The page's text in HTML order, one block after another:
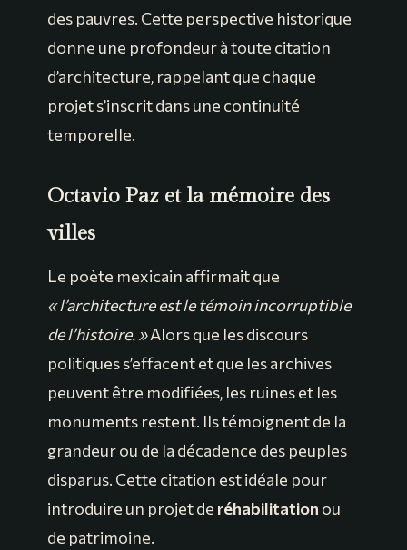
des pauvres. Cette perspective historique
donne une profondeur à toute citation
d’architecture, rappelant que chaque
projet s’inscrit dans une continuité
temporelle.
Octavio Paz et la mémoire des
villes
Le poète mexicain affirmait que
« l’architecture est le témoin incorruptible
de l’histoire. »Alors que les discours
politiques s’effacent et que les archives
peuvent être modifiées, les ruines et les
monuments restent. Ils témoignent de la
grandeur ou de la décadence des peuples
disparus. Cette citation est idéale pour
introduire un projet de réhabilitation ou
de patrimoine.